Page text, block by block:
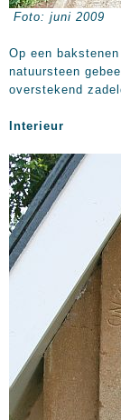
Foto: juni 2009
Op een
natuursteen
overstekend
Interieur